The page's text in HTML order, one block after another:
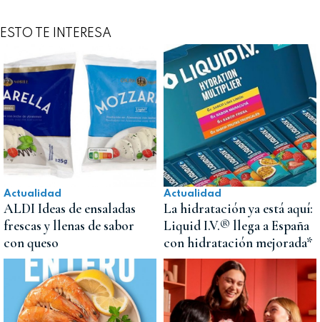
ESTO TE INTERESA
Actualidad
ALDI Ideas de ensaladas
frescas y llenas de sabor
con queso
Actualidad
La hidratación ya está aquí:
Liquid I.V.® llega a España
con hidratación mejorada*